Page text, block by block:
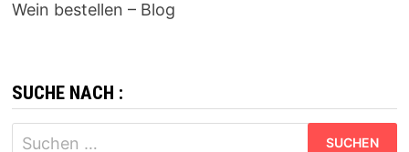
Wein bestellen – Blog
SUCHE NACH :
Suchen